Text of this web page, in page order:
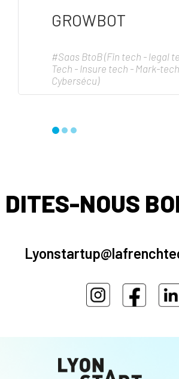
GROWBOT
#Saas BtoB (Fin tech - legal
Tech - Insure tech - Mark-
Cybersécu)
DITES-NOUS